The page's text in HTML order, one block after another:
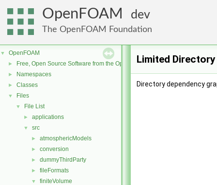
OpenFOAM dev
The OpenFOAM Foundation
▼ OpenFOAM
► Free, Open Source Software from the OpenFOAM Foundation
► Namespaces
► Classes
▼ Files
▼ File List
► applications
▼ src
► atmosphericModels
► conversion
► dummyThirdParty
► fileFormats
▼ finiteVolume
Limited
Directory dependency